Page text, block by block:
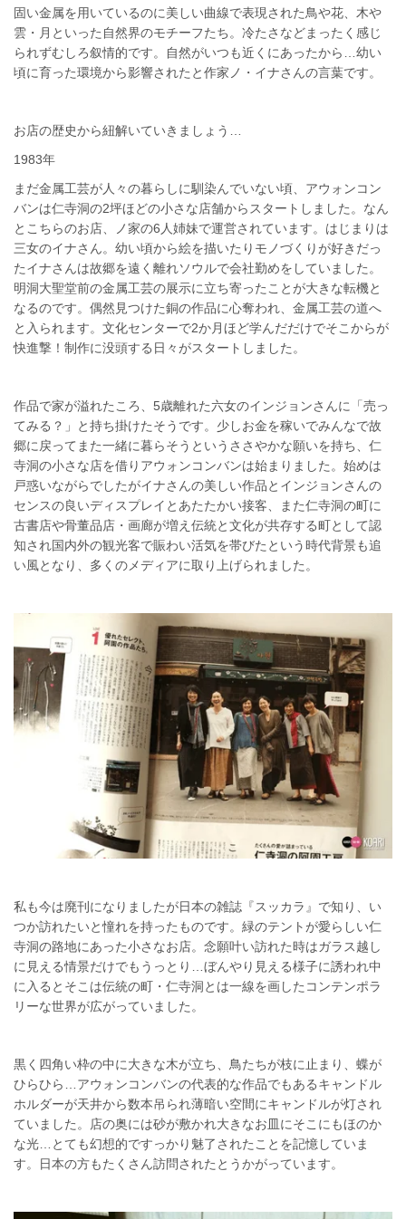
固い金属を用いているのに美しい曲線で表現された鳥や花、木や
雲・月といった自然界のモチーフたち。冷たさなどまったく感じ
られずむしろ叙情的です。自然がいつも近くにあったから…幼い
頃に育った環境から影響されたと作家ノ・イナさんの言葉です。
お店の歴史から紐解いていきましょう…
1983年
まだ金属工芸が人々の暮らしに馴染んでいない頃、アウォンコン
バンは仁寺洞の2坪ほどの小さな店舗からスタートしました。なん
とこちらのお店、ノ家の6人姉妹で運営されています。はじまりは
三女のイナさん。幼い頃から絵を描いたりモノづくりが好きだっ
たイナさんは故郷を遠く離れソウルで会社勤めをしていました。
明洞大聖堂前の金属工芸の展示に立ち寄ったことが大きな転機と
なるのです。偶然見つけた銅の作品に心奪われ、金属工芸の道へ
と入られます。文化センターで2か月ほど学んだだけでそこからが
快進撃！制作に没頭する日々がスタートしました。
作品で家が溢れたころ、5歳離れた六女のインジョンさんに「売っ
てみる？」と持ち掛けたそうです。少しお金を稼いでみんなで故
郷に戻ってまた一緒に暮らそうというささやかな願いを持ち、仁
寺洞の小さな店を借りアウォンコンバンは始まりました。始めは
戸惑いながらでしたがイナさんの美しい作品とインジョンさんの
センスの良いディスプレイとあたたかい接客、また仁寺洞の町に
古書店や骨董品店・画廊が増え伝統と文化が共存する町として認
知され国内外の観光客で賑わい活気を帯びたという時代背景も追
い風となり、多くのメディアに取り上げられました。
私も今は廃刊になりましたが日本の雑誌『スッカラ』で知り、い
つか訪れたいと憧れを持ったものです。緑のテントが愛らしい仁
寺洞の路地にあった小さなお店。念願叶い訪れた時はガラス越し
に見える情景だけでもうっとり…ぼんやり見える様子に誘われ中
に入るとそこは伝統の町・仁寺洞とは一線を画したコンテンポラ
リーな世界が広がっていました。
黒く四角い枠の中に大きな木が立ち、鳥たちが枝に止まり、蝶が
ひらひら…アウォンコンバンの代表的な作品でもあるキャンドル
ホルダーが天井から数本吊られ薄暗い空間にキャンドルが灯され
ていました。店の奥には砂が敷かれ大きなお皿にそこにもほのか
な光…とても幻想的ですっかり魅了されたことを記憶していま
す。日本の方もたくさん訪問されたとうかがっています。